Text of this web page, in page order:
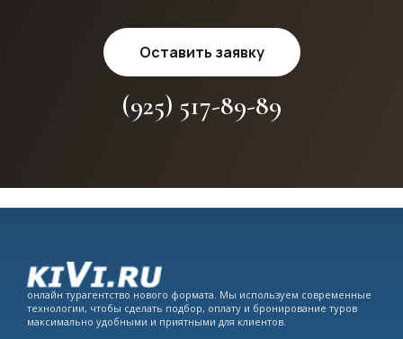
Оставить заявку
(925) 517-89-89
онлайн турагентство нового формата. Мы используем современные
технологии, чтобы сделать подбор, оплату и бронирование туров
максимально удобными и приятными для клиентов.